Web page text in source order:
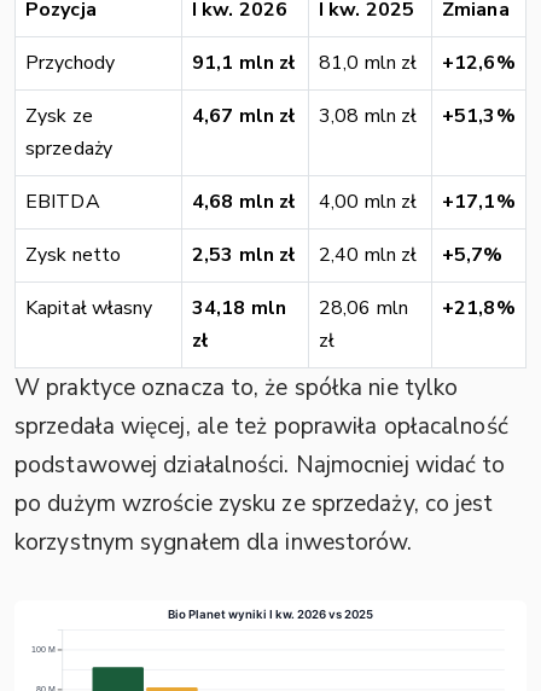
Pozycja I kw. 2026 I kw. 2025
Zmiana
Przychody
91,1 mln zł 81,0 mln zł
+12,6%
Zysk ze
sprzedaży
4,67 mln zł 3,08 mln zł +51,3%
EBITDA 4,68 mln zł 4,00 mln zł
+17,1%
Zysk netto
2,53 mln zł 2,40 mln zł
+5,7%
Kapitał własny
34,18 mln
zł
28,06 mln
zł
+21,8%
W praktyce oznacza to, że spółka nie tylko
sprzedała więcej, ale też poprawiła opłacalność
podstawowej działalności. Najmocniej widać to
po dużym wzroście zysku ze sprzedaży, co jest
korzystnym sygnałem dla inwestorów.